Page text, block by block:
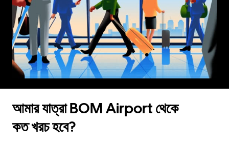
আমার যাত্রা BOM Airport থেকে
কত খরচ হবে?